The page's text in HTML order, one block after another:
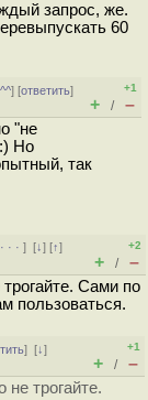
запрос, же.
60
] [ответить]
+1
+ / –
"не
Но
так
· · ·][↓] [↑]
+2
+ / –
Сами по
пользоваться.
][↓]
+1
+ / –
не трогайте.